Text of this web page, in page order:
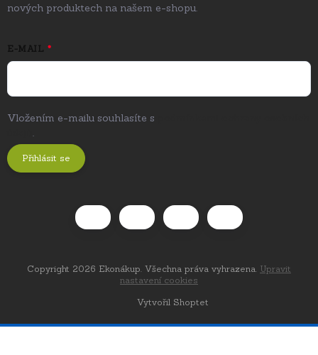
nových produktech na našem e-shopu.
E-MAIL
Vložením e-mailu souhlasíte s
.
Přihlásit se
Vytvořil Shoptet
Copyright 2026 Ekonákup. Všechna práva vyhrazena. Upravit
nastavení cookies